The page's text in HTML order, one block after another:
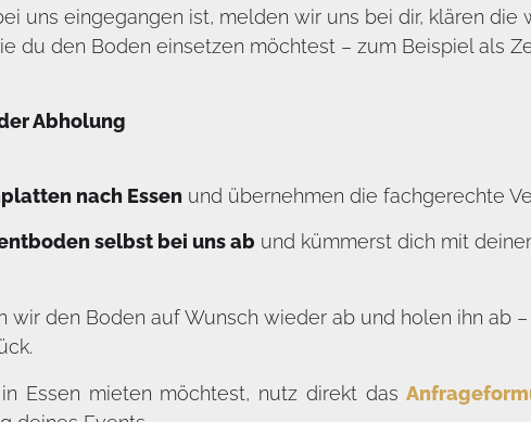
uns eingegangen ist, melden wir uns bei dir, klären
du den Boden einsetzen möchtest – zum Beispiel als
Abholung
nach Essen und übernehmen die fachgerechte
selbst bei uns ab und kümmerst dich mit
wir den Boden auf Wunsch wieder ab und holen ihn ab
Essen mieten möchtest, nutz direkt das